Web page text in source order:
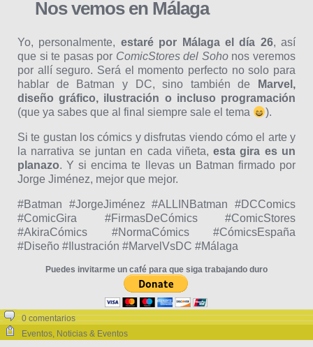
Nos vemos en Málaga
Yo, personalmente, estaré por Málaga el día 26, así
que si te pasas por ComicStores del Sohonos veremos
por allí seguro. Será el momento perfecto no solo para
hablar de Batman y DC, sino también de
Marvel,
diseño gráfico, ilustración o incluso programación
(que ya sabes que al final siempre sale el tema
).
Si te gustan los cómics y disfrutas viendo cómo el arte y
la narrativa se juntan en cada viñeta,esta gira es un
planazo. Y si encima te llevas un Batman firmado por
Jorge Jiménez, mejor que mejor.
#Batman #JorgeJiménez #ALLINBatman #DCComics
#ComicGira #FirmasDeCómics #ComicStores
#AkiraCómics #NormaCómics #CómicsEspaña
#Diseño #Ilustración #MarvelVsDC #Málaga
Puedes invitarme un café para que siga trabajando duro
0 comentarios
Eventos, Noticias & Eventos